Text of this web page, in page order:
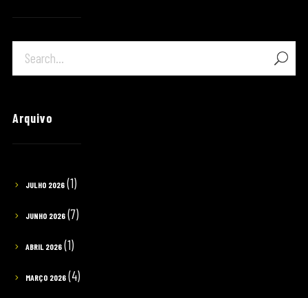
Arquivo
JULHO 2026(1)
JUNHO 2026(7)
ABRIL 2026(1)
MARÇO 2026(4)